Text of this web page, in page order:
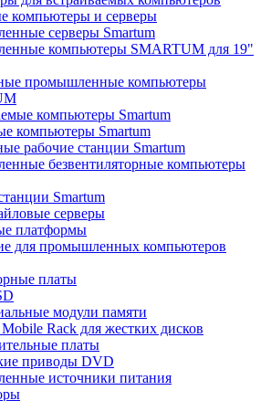
компьютеры и серверы
серверы Smartum
компьютеры SMARTUM для 19"
промышленные компьютеры
компьютеры Smartum
компьютеры Smartum
рабочие станции Smartum
безвентиляторные компьютеры
Smartum
серверы
платформы
для промышленных компьютеров
платы
модули памяти
Rack для жестких дисков
платы
приводы DVD
источники питания